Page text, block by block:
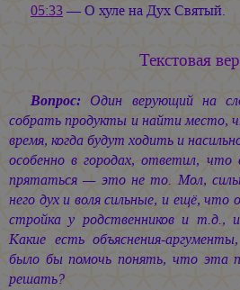
05:33— О хуле на Дух Святый.
Текстовая
Вопрос: Один верующий на
собрать продукты и найти место,
время, когда будут ходить и
особенно в городах, ответил, что
прятаться — это не то. Мол,
него дух и воля сильные, и ещё,
стройка у родственников и т.д.,
Какие есть объяснения-
было бы помочь понять, что эта
решать?